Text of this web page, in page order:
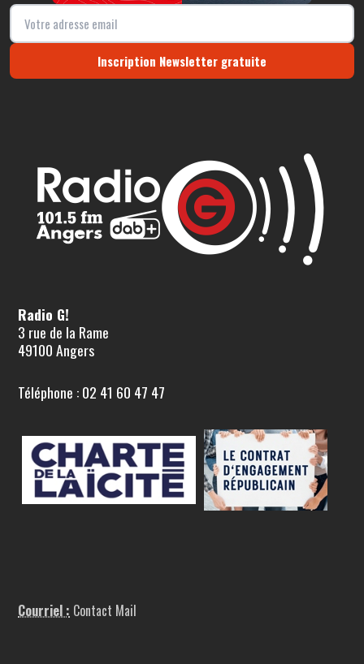
Inscription Newsletter gratuite
Radio G!
3 rue de la Rame
49100 Angers
Téléphone : 02 41 60 47 47
Courriel : Contact Mail